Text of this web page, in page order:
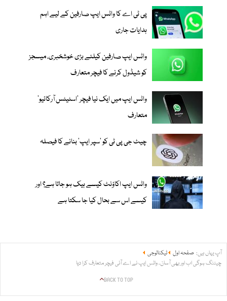
پی ٹی اے کا واٹس ایپ صارفین کے لیے اہم
ہدایات جاری
واٹس ایپ صارفین کیلئے بڑی خوشخبری، میسجز
کو شیڈول کرنے کا فیچر متعارف
واٹس ایپ میں ایک نیا فیچر ’اسٹیٹس آرکائیو‘
متعارف
چیٹ جی پی ٹی کو ‘سپر ایپ’ بنانے کا فیصلہ
واٹس ایپ اکاؤنٹ کیسے ہیک ہو جاتا ہے؟ اور
کیسے اس سے بحال کیا جا سکتا ہے
آپ یہاں ہیں: صفحہ اول
ٹیکنالوجی
چیٹنگ ہوگی اب اور بھی آسان، واٹس ایپ نے اے آئی فیچر متعارف کرا دیا
BACK TO TOP